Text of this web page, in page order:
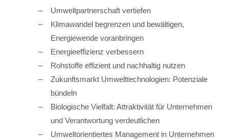
Umweltpartnerschaft vertiefen
Klimawandel begrenzen und bewältigen,
Energiewende voranbringen
Energieeffizienz verbessern
Rohstoffe effizient und nachhaltig nutzen
Zukunftsmarkt Umwelttechnologien: Potenziale
bündeln
Biologische Vielfalt: Attraktivität für Unternehmen
und Verantwortung verdeutlichen
Umweltorientiertes Management in Unternehmen